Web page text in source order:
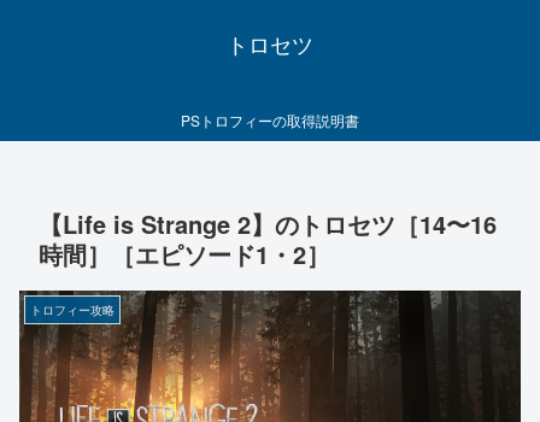
トロセツ
PSトロフィーの取得説明書
【Life is Strange 2】のトロセツ［14〜16
時間］［エピソード1・2］
トロフィー攻略